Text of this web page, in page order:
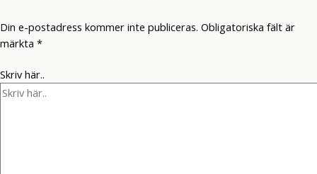
Din e-postadress kommer inte publiceras. Obligatoriska fält är
märkta *
Skriv här..